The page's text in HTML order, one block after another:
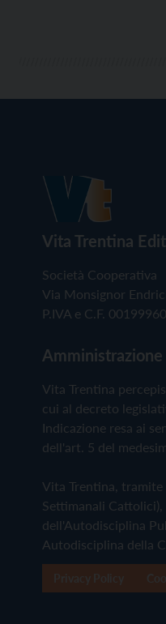
Vita Trentina
Società Cooperativa
Via Monsignor
P.IVA e C.F.
Vita Trentina
cui al decreto
Indicazione resa ai
dell'art. 5 del
Vita Trentina, tramite
Settimanali
dell'Autodisciplina
Autodisciplina della